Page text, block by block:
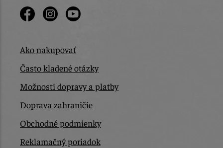
Ako nakupovať
Často kladené otázky
Možnosti dopravy a platby
Doprava zahraničie
Obchodné podmienky
Reklamačný poriadok